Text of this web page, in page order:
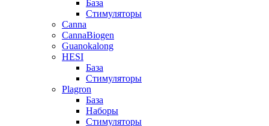
База
Стимуляторы
Canna
CannaBiogen
Guanokalong
HESI
База
Стимуляторы
Plagron
База
Наборы
Стимуляторы